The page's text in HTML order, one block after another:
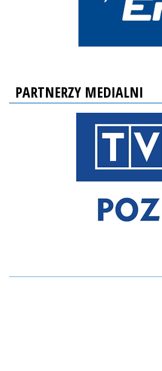
PARTNERZY MEDIALNI